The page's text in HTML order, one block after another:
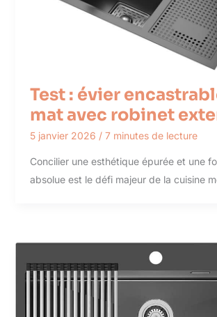
Test : évier
mat avec robinet
5 janvier 2026 / 7 minutes de lecture
Concilier une esthétique épurée et une
absolue est le défi majeur de la cuisine